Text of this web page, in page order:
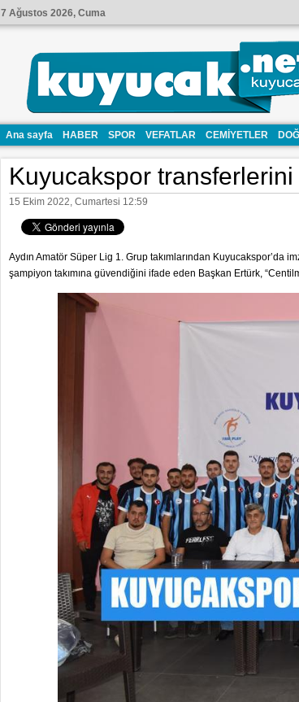
7 Ağustos 2026, Cuma
Ana sayfa HABER SPOR VEFATLAR CEMİYETLER
Kuyucakspor transferlerini
15 Ekim 2022, Cumartesi 12:59
Aydın Amatör Süper Lig 1. Grup takımlarından Kuyucakspor’da
şampiyon takımına güvendiğini ifade eden Başkan Ertürk,